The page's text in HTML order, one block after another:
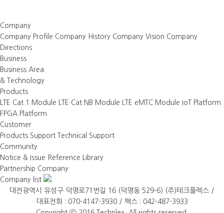
Company
Company Profile Company History Company Vision Company
Directions
Business
Business Area
& Technology
Products
LTE Cat.1 Module
LTE Cat.NB Module LTE eMTC Module IoT Platform
FPGA Platform
Customer
Products Support
Technical Support
Community
Notice & Issue Reference Library
Partnership Company
Company list
대전광역시 유성구 덕명로71번길 16 (덕명동 529-6) (주)테크플렉스 /
대표전화 : 070-4147-3930 / 팩스 : 042-487-3933